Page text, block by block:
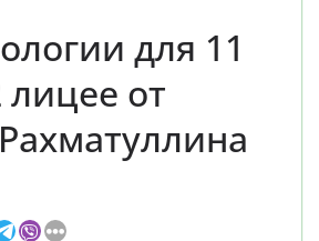
для 11
лицее от